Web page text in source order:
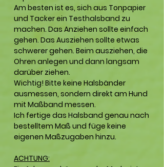
Am besten ist es, sich aus Tonpapier
und Tacker ein Testhalsband zu
machen. Das Anziehen sollte einfach
gehen. Das Ausziehen sollte etwas
schwerer gehen. Beim ausziehen, die
Ohren anlegen und dann langsam
darüber ziehen.
Wichtig! Bitte keine Halsbänder
ausmessen, sondern direkt am Hund
mit Maßband messen.
Ich fertige das Halsband genau nach
bestelltem Maß und füge keine
eigenen Maßzugaben hinzu.
ACHTUNG: